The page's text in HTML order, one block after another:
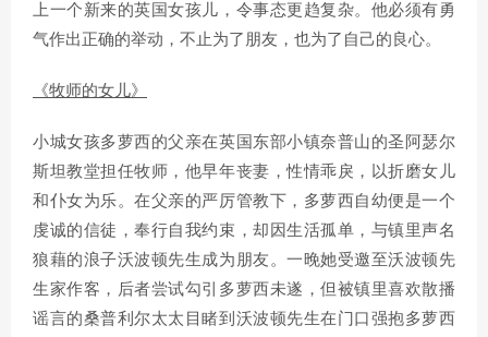
上一个新来的英国女孩儿，令事态更趋复杂。他必须有勇
气作出正确的举动，不止为了朋友，也为了自己的良心。
《牧师的女儿》
小城女孩多萝西的父亲在英国东部小镇奈普山的圣阿瑟尔
斯坦教堂担任牧师，他早年丧妻，性情乖戾，以折磨女儿
和仆女为乐。在父亲的严厉管教下，多萝西自幼便是一个
虔诚的信徒，奉行自我约束，却因生活孤单，与镇里声名
狼藉的浪子沃波顿先生成为朋友。一晚她受邀至沃波顿先
生家作客，后者尝试勾引多萝西未遂，但被镇里喜欢散播
谣言的桑普利尔太太目睹到沃波顿先生在门口强抱多萝西